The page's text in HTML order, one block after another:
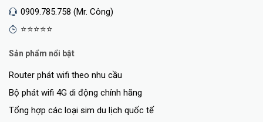
0909.785.758 (Mr. Công)
⭐⭐⭐⭐⭐
Sản phẩm nổi bật
Router phát wifi theo nhu cầu
Bộ phát wifi 4G di động chính hãng
Tổng hợp các loại sim du lịch quốc tế